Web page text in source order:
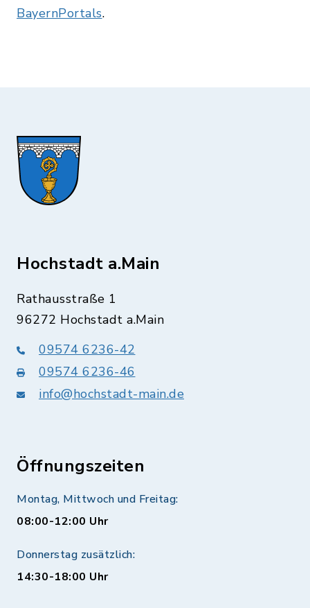
BayernPortals.
Hochstadt a.Main
Rathausstraße 1
96272 Hochstadt a.Main
09574 6236-42
09574 6236-46
info@hochstadt-main.de
Öffnungszeiten
Montag, Mittwoch und Freitag:
08:00-12:00 Uhr
Donnerstag zusätzlich:
14:30-18:00 Uhr